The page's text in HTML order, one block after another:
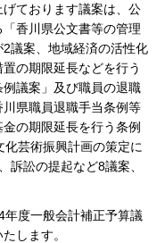
ております議案は、公
香川県公文書等の管理
議案、地域経済の活性化
の期限延長などを行う
例議案」及び職員の退職
県職員退職手当条例等
の期限延長を行う条例
芸術振興計画の策定に
訴訟の提起など8議案、
度一般会計補正予算議
します。